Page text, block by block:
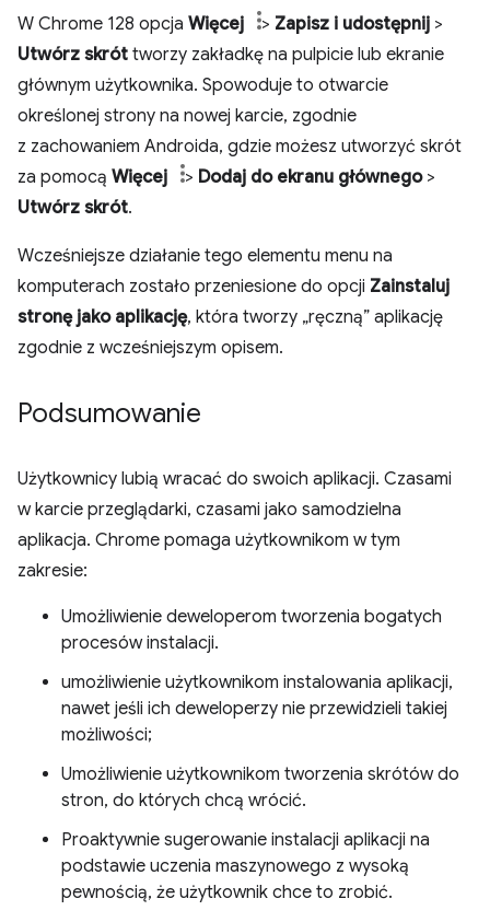
W Chrome 128 opcja Więcej > Zapisz i udostępnij >
Utwórz skrót tworzy zakładkę na pulpicie lub ekranie
głównym użytkownika. Spowoduje to otwarcie
określonej strony na nowej karcie, zgodnie
z zachowaniem Androida, gdzie możesz utworzyć skrót
za pomocą Więcej > Dodaj do ekranu głównego>
Utwórz skrót.
Wcześniejsze działanie tego elementu menu na
komputerach zostało przeniesione do opcji Zainstaluj
stronę jako aplikację, która tworzy „ręczną” aplikację
zgodnie z wcześniejszym opisem.
Podsumowanie
Użytkownicy lubią wracać do swoich aplikacji. Czasami
w karcie przeglądarki, czasami jako samodzielna
aplikacja. Chrome pomaga użytkownikom w tym
zakresie:
Umożliwienie deweloperom tworzenia bogatych
procesów instalacji.
umożliwienie użytkownikom instalowania aplikacji,
nawet jeśli ich deweloperzy nie przewidzieli takiej
możliwości;
Umożliwienie użytkownikom tworzenia skrótów do
stron, do których chcą wrócić.
Proaktywnie sugerowanie instalacji aplikacji na
podstawie uczenia maszynowego z wysoką
pewnością, że użytkownik chce to zrobić.